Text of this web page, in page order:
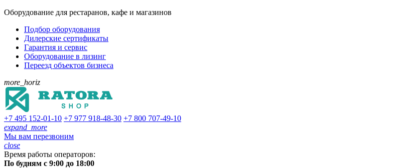
Оборудование для рестаранов, кафе и магазинов
Подбор оборудования
Дилерские сертификаты
Гарантия и сервис
Оборудование в лизинг
Переезд объектов бизнеса
more_horiz
+7 495 152-01-10 +7 977 918-48-30 +7 800 707-49-10
expand_more
Мы вам перезвоним
close
Время работы операторов:
По будням с 9:00 до 18:00